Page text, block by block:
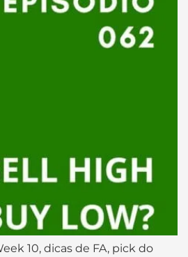
10, dicas de FA, pick do